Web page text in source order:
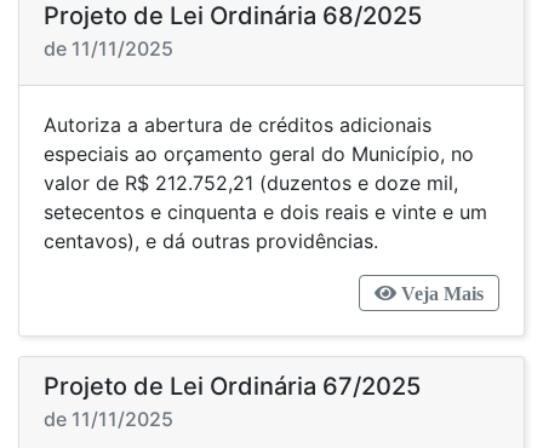
Projeto de Lei Ordinária 68/2025
de 11/11/2025
Autoriza a abertura de créditos adicionais
especiais ao orçamento geral do Município, no
valor de R$ 212.752,21 (duzentos e doze mil,
setecentos e cinquenta e dois reais e vinte e um
centavos), e dá outras providências.
Veja Mais
Projeto de Lei Ordinária 67/2025
de 11/11/2025